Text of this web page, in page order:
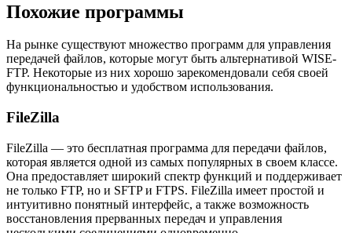
Похожие программы
На рынке существуют множество программ для управления
передачей файлов, которые могут быть альтернативой WISE-
FTP. Некоторые из них хорошо зарекомендовали себя своей
функциональностью и удобством использования.
FileZilla
FileZilla — это бесплатная программа для передачи файлов,
которая является одной из самых популярных в своем классе.
Она предоставляет широкий спектр функций и поддерживает
не только FTP, но и SFTP и FTPS. FileZilla имеет простой и
интуитивно понятный интерфейс, а также возможность
восстановления прерванных передач и управления